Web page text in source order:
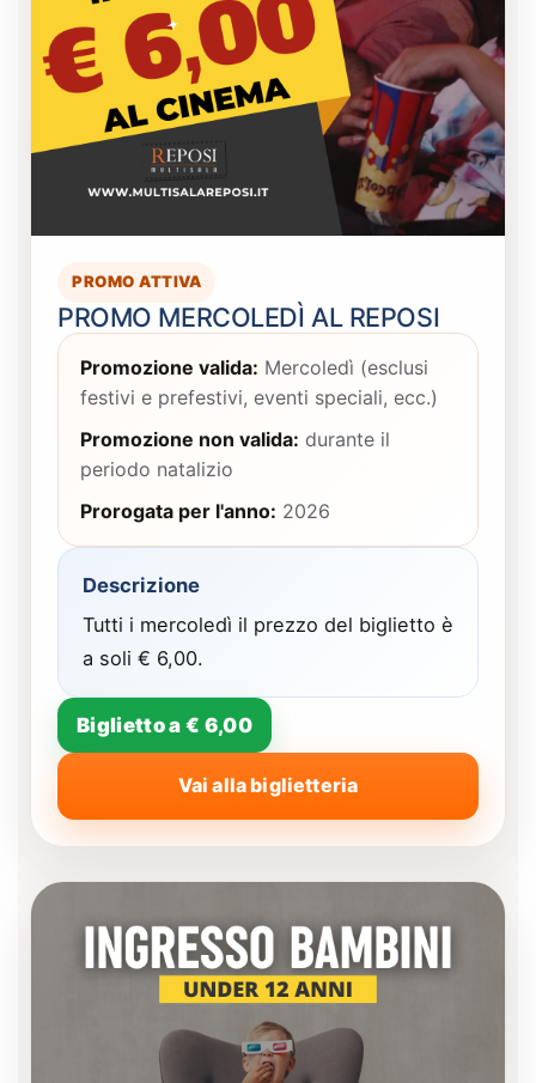
PROMO ATTIVA
PROMO MERCOLEDÌ AL REPOSI
Promozione valida: Mercoledì (esclusi
festivi e prefestivi, eventi speciali, ecc.)
Promozione non valida: durante il
periodo natalizio
Prorogata per l'anno: 2026
Descrizione
Tutti i mercoledì il prezzo del biglietto è
a soli € 6,00.
Biglietto a € 6,00
Vai alla biglietteria